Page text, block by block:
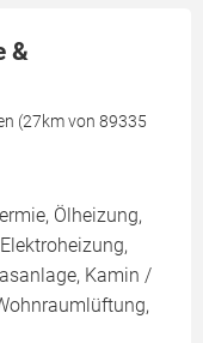
&
(27km von 89335
Ölheizung,
Kamin /